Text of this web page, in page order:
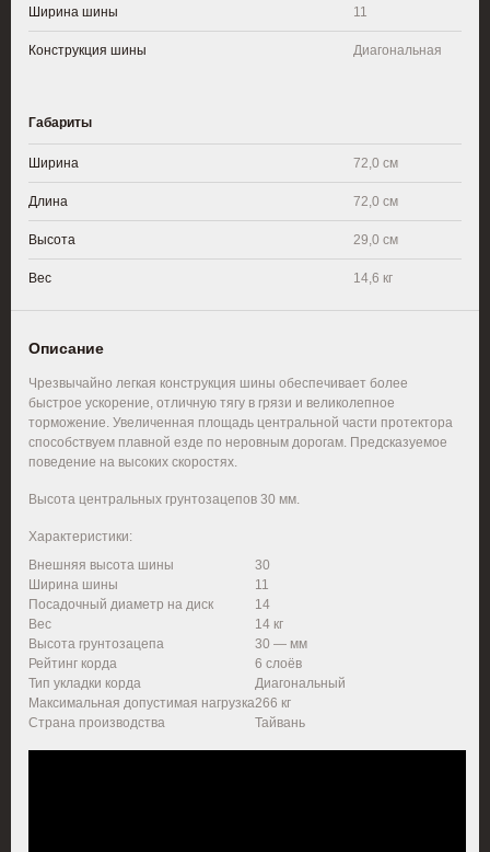
Ширина шины 11
Конструкция шины Диагональная
Габариты
Ширина 72,0 см
Длина 72,0 см
Высота 29,0 см
Вес 14,6 кг
Описание
Чрезвычайно легкая конструкция шины обеспечивает более
быстрое ускорение, отличную тягу в грязи и великолепное
торможение. Увеличенная площадь центральной части протектора
способствуем плавной езде по неровным дорогам. Предсказуемое
поведение на высоких скоростях.
Высота центральных грунтозацепов 30 мм.
Характеристики:
Внешняя высота шины
30
Ширина шины
11
Посадочный диаметр на диск
14
Вес
14 кг
Высота грунтозацепа
30 — мм
Рейтинг корда
6 слоёв
Тип укладки корда
Диагональный
Максимальная допустимая нагрузка266 кг
Страна производства
Тайвань